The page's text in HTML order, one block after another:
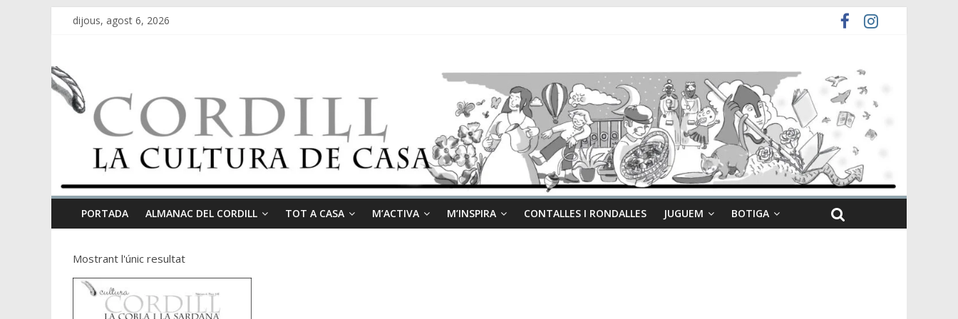
dijous, agost 6, 2026
PORTADA ALMANAC DEL CORDILL TOT A CASA M’ACTIVA M’INSPIRA CONTALLES I RONDALLES JUGUEM BOTIGA
Mostrant l'únic resultat